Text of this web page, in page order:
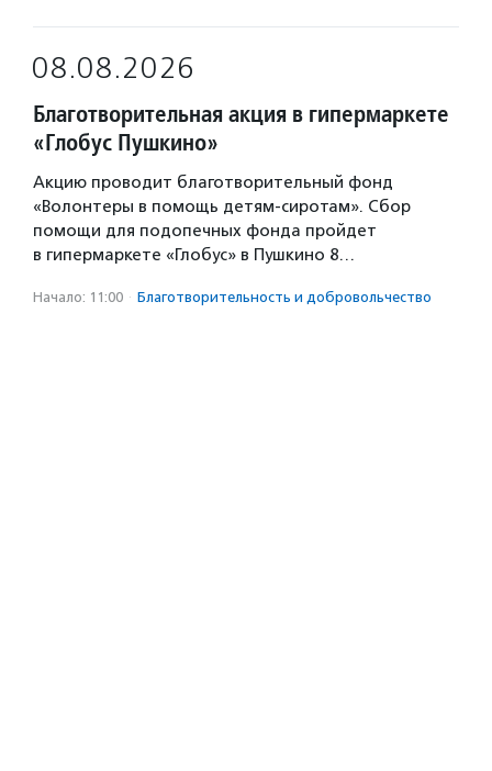
08.08.2026
Благотворительная акция в гипермаркете
«Глобус Пушкино»
Акцию проводит благотворительный фонд
«Волонтеры в помощь детям-сиротам». Сбор
помощи для подопечных фонда пройдет
в гипермаркете «Глобус» в Пушкино 8…
Начало: 11:00 · Благотвори­тель­ность и доброволь­чест­во